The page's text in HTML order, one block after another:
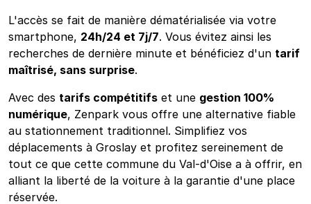
L'accès se fait de manière dématérialisée via votre
smartphone, 24h/24 et 7j/7. Vous évitez ainsi les
recherches de dernière minute et bénéficiez d'un tarif
maîtrisé, sans surprise.
Avec des tarifs compétitifs et une gestion 100%
numérique, Zenpark vous offre une alternative fiable
au stationnement traditionnel. Simplifiez vos
déplacements à Groslay et profitez sereinement de
tout ce que cette commune du Val-d'Oise a à offrir, en
alliant la liberté de la voiture à la garantie d'une place
réservée.